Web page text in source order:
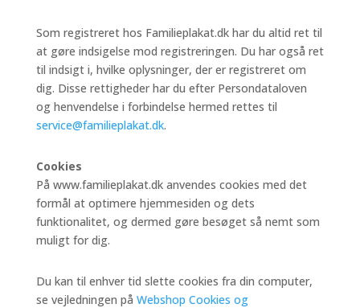
Som registreret hos Familieplakat.dk har du altid ret til
at gøre indsigelse mod registreringen. Du har også ret
til indsigt i, hvilke oplysninger, der er registreret om
dig. Disse rettigheder har du efter Persondataloven
og henvendelse i forbindelse hermed rettes til
service@familieplakat.dk.
Cookies
På www.familieplakat.dk anvendes cookies med det
formål at optimere hjemmesiden og dets
funktionalitet, og dermed gøre besøget så nemt som
muligt for dig.
Du kan til enhver tid slette cookies fra din computer,
se vejledningen på Webshop Cookies og